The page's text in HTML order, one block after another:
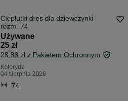
Cieplutki dres dla dziewczynki
rozm. 74
Używane
25 zł
28,88 zł z Pakietem Ochronnym
Kotorydz
04 sierpnia 2026
74